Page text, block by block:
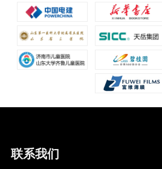
联系我们